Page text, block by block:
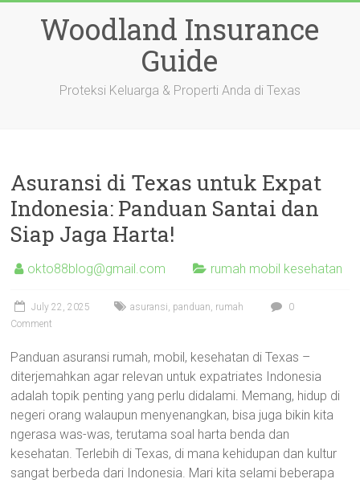
Woodland Insurance
Guide
Proteksi Keluarga & Properti Anda di Texas
Asuransi di Texas untuk Expat
Indonesia: Panduan Santai dan
Siap Jaga Harta!
okto88blog@gmail.com rumah mobil kesehatan
July 22, 2025 asuransi, panduan, rumah
0
Comment
Panduan asuransi rumah, mobil, kesehatan di Texas –
diterjemahkan agar relevan untuk expatriates Indonesia
adalah topik penting yang perlu didalami. Memang, hidup di
negeri orang walaupun menyenangkan, bisa juga bikin kita
ngerasa was-was, terutama soal harta benda dan
kesehatan. Terlebih di Texas, di mana kehidupan dan kultur
sangat berbeda dari Indonesia. Mari kita selami beberapa